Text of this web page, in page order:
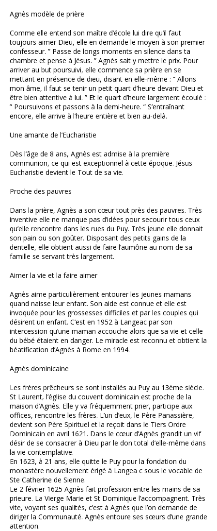
Agnès modèle de prière
Comme elle entend son maître d’école lui dire qu’il faut
toujours aimer Dieu, elle en demande le moyen à son premier
confesseur. ” Passe de longs moments en silence dans ta
chambre et pense à Jésus. ” Agnès sait y mettre le prix. Pour
arriver au but poursuivi, elle commence sa prière en se
mettant en présence de dieu, disant en elle-même : ” Allons
mon âme, il faut se tenir un petit quart d’heure devant Dieu et
être bien attentive à lui. ” Et le quart d’heure largement écoulé :
” Poursuivons et passons à la demi-heure. ” S’entraînant
encore, elle arrive à l’heure entière et bien au-delà.
Une amante de l’Eucharistie
Dès l’âge de 8 ans, Agnès est admise à la première
communion, ce qui est exceptionnel à cette époque. Jésus
Eucharistie devient le Tout de sa vie.
Proche des pauvres
Dans la prière, Agnès a son cœur tout près des pauvres. Très
inventive elle ne manque pas d’idées pour secourir tous ceux
qu’elle rencontre dans les rues du Puy. Très jeune elle donnait
son pain ou son goûter. Disposant des petits gains de la
dentelle, elle obtient aussi de faire l’aumône au nom de sa
famille se servant très largement.
Aimer la vie et la faire aimer
Agnès aime particulièrement entourer les jeunes mamans
quand naisse leur enfant. Son aide est connue et elle est
invoquée pour les grossesses difficiles et par les couples qui
désirent un enfant. C’est en 1952 à Langeac par son
intercession qu’une maman accouche alors que sa vie et celle
du bébé étaient en danger. Le miracle est reconnu et obtient la
béatification d’Agnès à Rome en 1994.
Agnès dominicaine
Les frères prêcheurs se sont installés au Puy au 13ème siècle.
St Laurent, l’église du couvent dominicain est proche de la
maison d’Agnès. Elle y va fréquemment prier, participe aux
offices, rencontre les frères. L’un d’eux, le Père Panassière,
devient son Père Spirituel et la reçoit dans le Tiers Ordre
Dominicain en avril 1621. Dans le cœur d’Agnès grandit un vif
désir de se consacrer à Dieu par le don total d’elle-même dans
la vie contemplative.
En 1623, à 21 ans, elle quitte le Puy pour la fondation du
monastère nouvellement érigé à Langea c sous le vocable de
Ste Catherine de Sienne.
Le 2 février 1625 Agnès fait profession entre les mains de sa
prieure. La Vierge Marie et St Dominique l’accompagnent. Très
vite, voyant ses qualités, c’est à Agnès que l’on demande de
diriger la Communauté. Agnès entoure ses sœurs d’une grande
attention.